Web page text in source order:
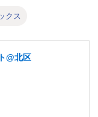
クス
@北区